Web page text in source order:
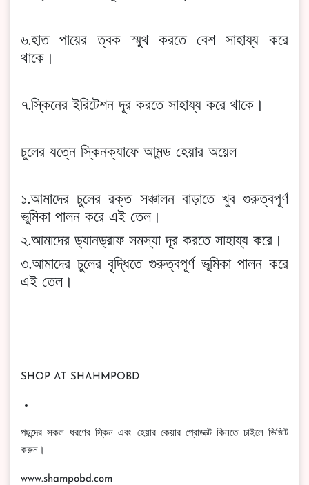
৬.হাত পায়ের ত্বক স্মুথ করতে বেশ সাহায্য করে
থাকে।
৭.স্কিনের ইরিটেশন দূর করতে সাহায্য করে থাকে।
চুলের যত্নে স্কিনক্যাফে আমন্ড হেয়ার অয়েল
১.আমাদের চুলের রক্ত সঞ্চালন বাড়াতে খুব গুরুত্বপূর্ণ
ভূমিকা পালন করে এই তেল।
২.আমাদের ড্যানড্রাফ সমস্যা দূর করতে সাহায্য করে।
৩.আমাদের চুলের বৃদ্ধিতে গুরুত্বপূর্ণ ভূমিকা পালন করে
এই তেল।
SHOP AT SHAHMPOBD
পছন্দের সকল ধরণের স্কিন এবং হেয়ার কেয়ার প্রোডাক্ট কিনতে চাইলে ভিজিট
করুন।
www.shampobd.com